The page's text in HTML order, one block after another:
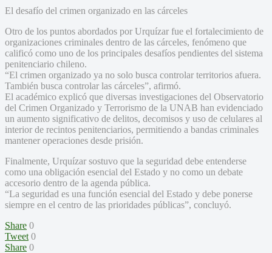
El desafío del crimen organizado en las cárceles
Otro de los puntos abordados por Urquízar fue el fortalecimiento de
organizaciones criminales dentro de las cárceles, fenómeno que
calificó como uno de los principales desafíos pendientes del sistema
penitenciario chileno.
“El crimen organizado ya no solo busca controlar territorios afuera.
También busca controlar las cárceles”, afirmó.
El académico explicó que diversas investigaciones del Observatorio
del Crimen Organizado y Terrorismo de la UNAB han evidenciado
un aumento significativo de delitos, decomisos y uso de celulares al
interior de recintos penitenciarios, permitiendo a bandas criminales
mantener operaciones desde prisión.
Finalmente, Urquízar sostuvo que la seguridad debe entenderse
como una obligación esencial del Estado y no como un debate
accesorio dentro de la agenda pública.
“La seguridad es una función esencial del Estado y debe ponerse
siempre en el centro de las prioridades públicas”, concluyó.
Share 0
Tweet 0
Share 0